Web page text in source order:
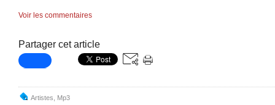
Voir les commentaires
Partager cet article
Artistes Mp3